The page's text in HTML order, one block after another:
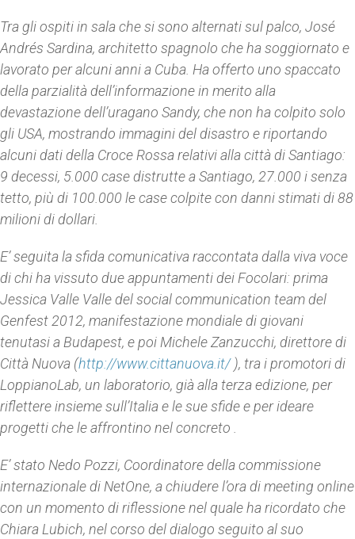
Tra gli ospiti in sala che si sono alternati sul palco, José
Andrés Sardina, architetto spagnolo che ha soggiornato e
lavorato per alcuni anni a Cuba. Ha offerto uno spaccato
della parzialità dell’informazione in merito alla
devastazione dell’uragano Sandy, che non ha colpito solo
gli USA, mostrando immagini del disastro e riportando
alcuni dati della Croce Rossa relativi alla città di Santiago:
9 decessi, 5.000 case distrutte a Santiago, 27.000 i senza
tetto, più di 100.000 le case colpite con danni stimati di 88
milioni di dollari.
E’ seguita la sfida comunicativa raccontata dalla viva voce
di chi ha vissuto due appuntamenti dei Focolari: prima
Jessica Valle Valle del social communication team del
Genfest 2012, manifestazione mondiale di giovani
tenutasi a Budapest, e poi Michele Zanzucchi, direttore di
Città Nuova (http://www.cittanuova.it/), tra i promotori di
LoppianoLab, un laboratorio, già alla terza edizione, per
riflettere insieme sull’Italia e le sue sfide e per ideare
progetti che le affrontino nel concreto .
E’ stato Nedo Pozzi, Coordinatore della commissione
internazionale di NetOne, a chiudere l’ora di meeting online
con un momento di riflessione nel quale ha ricordato che
Chiara Lubich, nel corso del dialogo seguito al suo